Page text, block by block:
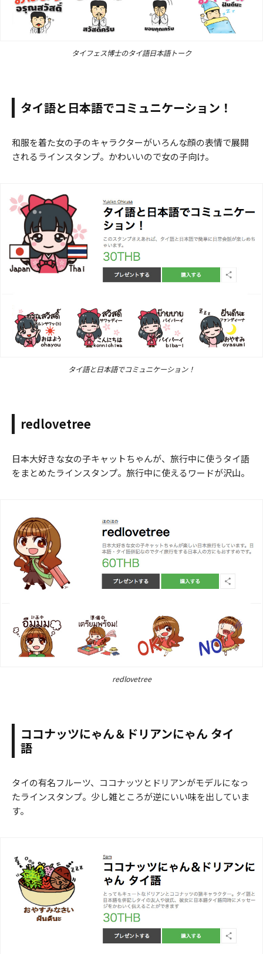
タイフェス博士のタイ語日本語トーク
タイ語と日本語でコミュニケーション！
和服を着た女の子のキャラクターがいろんな顔の表情で展開
されるラインスタンプ。かわいいので女の子向け。
タイ語と日本語でコミュニケーション！
redlovetree
日本大好きな女の子キャットちゃんが、旅行中に使うタイ語
をまとめたラインスタンプ。旅行中に使えるワードが沢山。
redlovetree
ココナッツにゃん＆ドリアンにゃん タイ
語
タイの有名フルーツ、ココナッツとドリアンがモデルになっ
たラインスタンプ。少し雑ところが逆にいい味を出していま
す。